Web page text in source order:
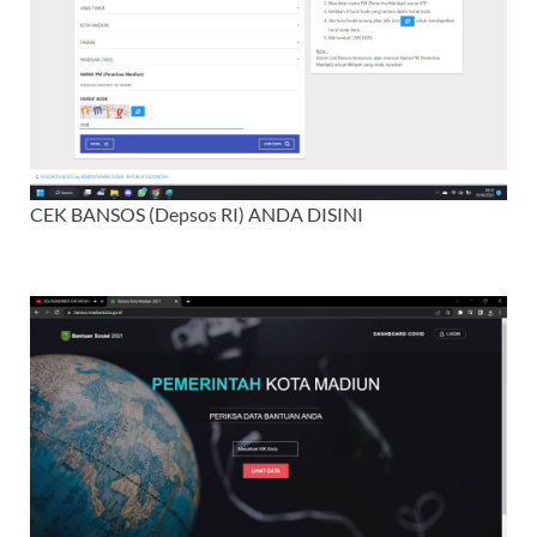
CEK BANSOS (Depsos RI) ANDA DISINI